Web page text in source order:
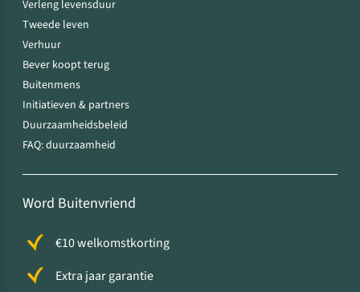
Verleng levensduur
Tweede leven
Verhuur
Bever koopt terug
Buitenmens
Initiatieven & partners
Duurzaamheidsbeleid
FAQ: duurzaamheid
Word Buitenvriend
€10 welkomstkorting
Extra jaar garantie